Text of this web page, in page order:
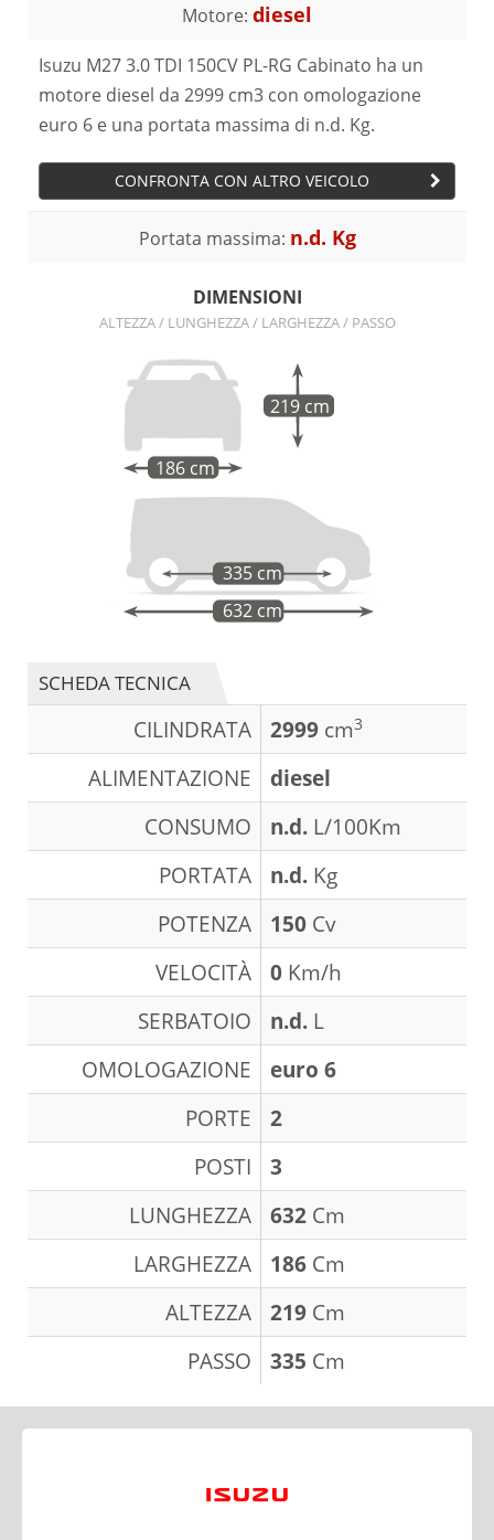
Motore: diesel
Isuzu M27 3.0 TDI 150CV PL-RG Cabinato ha un
motore diesel da 2999 cm3 con omologazione
euro 6 e una portata massima di n.d. Kg.
CONFRONTA CON ALTRO VEICOLO
Portata massima: n.d. Kg
DIMENSIONI
ALTEZZA / LUNGHEZZA / LARGHEZZA / PASSO
186 cm
219 cm
632 cm
335 cm
SCHEDA TECNICA
CILINDRATA 2999 cm3
ALIMENTAZIONE
diesel
CONSUMO
n.d. L/100Km
PORTATA
n.d. Kg
POTENZA
150 Cv
VELOCITÀ
0 Km/h
SERBATOIO
n.d. L
OMOLOGAZIONE
euro 6
PORTE
2
POSTI
3
LUNGHEZZA
632 Cm
LARGHEZZA
186 Cm
ALTEZZA
219 Cm
PASSO
335 Cm